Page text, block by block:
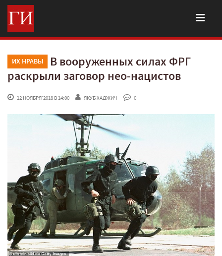
ИХ НРАВЫ
В вооруженных силах ФРГ
раскрыли заговор нео-нацистов
12 НОЯБРЯ'2018 В 14:00 ЯКУБ ХАДЖИЧ 0